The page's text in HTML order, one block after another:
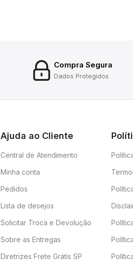
Compra Segura
Dados Protegidos
Ajuda ao Cliente
Central de Atendimento
Minha conta
Pedidos
Lista de desejos
Solicitar Troca e Devolução
Sobre as Entregas
Diretrizes Frete Grátis SP